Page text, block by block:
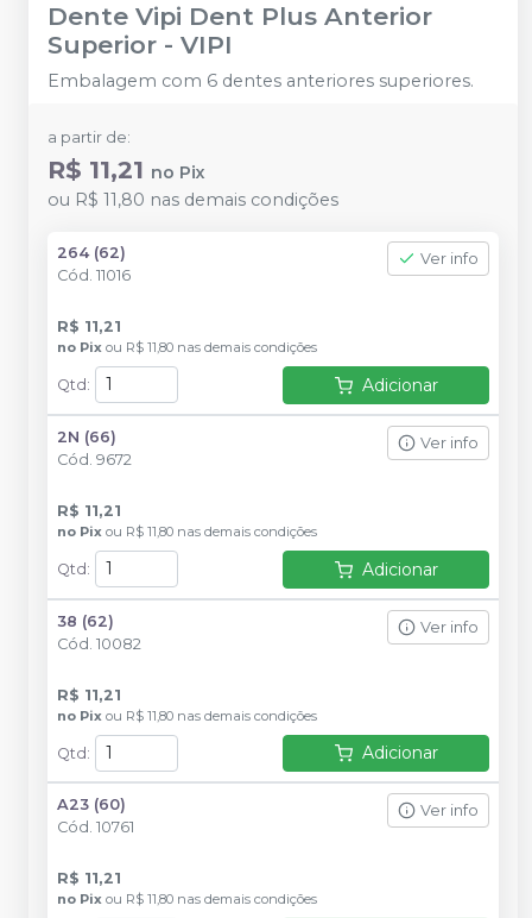
Dente Vipi Dent Plus Anterior
Superior - VIPI
Embalagem com 6 dentes anteriores superiores.
a partir de:
R$ 11,21 no Pix
ou R$ 11,80 nas demais condições
264 (62)
Cód. 11016
Ver info
R$ 11,21
no Pix ou R$ 11,80 nas demais condições
Qtd : Adicionar
2N (66)
Cód. 9672
Ver info
R$ 11,21
no Pix ou R$ 11,80 nas demais condições
Qtd : Adicionar
38 (62)
Cód. 10082
Ver info
R$ 11,21
no Pix ou R$ 11,80 nas demais condições
Qtd: Adicionar
A23 (60)
Cód. 10761
Ver info
R$ 11,21
no Pix ou R$ 11,80 nas demais condições